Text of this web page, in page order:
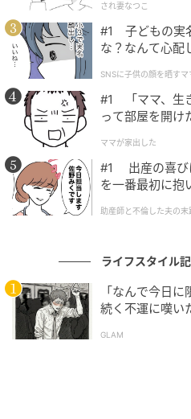
Mサイズは、一部がメッシュ
出さなくても中身が見えるの
シャツ(レディースMサイズ)
(レディースMサイズ)なら約3
Sサイズはメッシュ素材が使
ど外から見せたくないもの
ャー(レディースMサイズ)が
スMサイズ)なら約3枚が入れ
を使いこなせばパッキングも
サブバッグにもおすす
され妻なつこ
#1 子どもの実
な？なんて心配
SNSに子供の顔を晒すマ
#1 「ママ、生
って部屋を開け
ママが家出した
#1 出産の喜び
を一番最初に抱
助産師と不倫した夫の末
ライフスタイル
「なんで今日に
続く不運に嘆い
GLAM